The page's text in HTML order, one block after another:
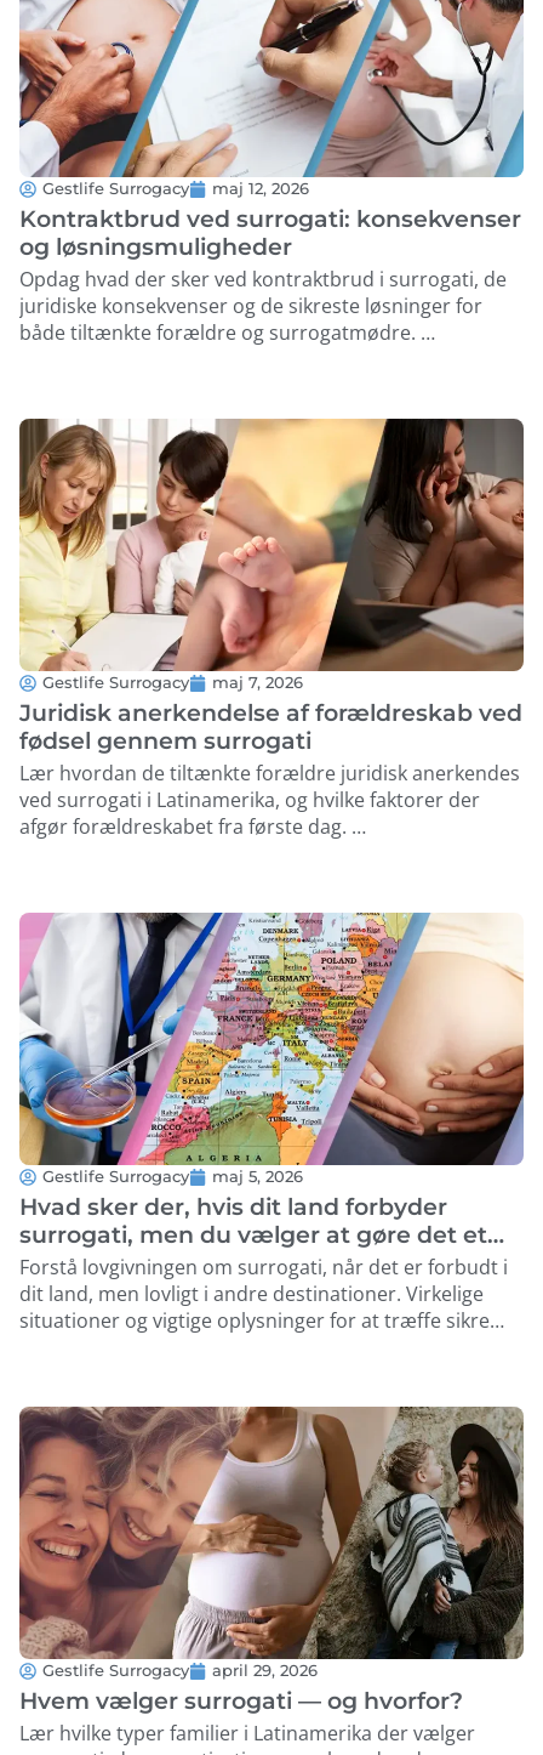
Gestlife Surrogacy maj 12, 2026
Kontraktbrud ved surrogati: konsekvenser
og løsningsmuligheder
Opdag hvad der sker ved kontraktbrud i surrogati, de
juridiske konsekvenser og de sikreste løsninger for
både tiltænkte forældre og surrogatmødre. …
Gestlife Surrogacy maj 7, 2026
Juridisk anerkendelse af forældreskab ved
fødsel gennem surrogati
Lær hvordan de tiltænkte forældre juridisk anerkendes
ved surrogati i Latinamerika, og hvilke faktorer der
afgør forældreskabet fra første dag. …
Gestlife Surrogacy maj 5, 2026
Hvad sker der, hvis dit land forbyder
surrogati, men du vælger at gøre det et
andet sted?
Forstå lovgivningen om surrogati, når det er forbudt i
dit land, men lovligt i andre destinationer. Virkelige
situationer og vigtige oplysninger for at træffe sikre
Gestlife Surrogacy april 29, 2026
Hvem vælger surrogati — og hvorfor?
Lær hvilke typer familier i Latinamerika der vælger